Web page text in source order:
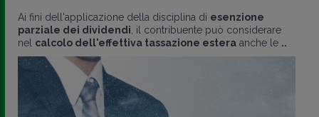
Ai fini dell'applicazione della disciplina di esenzione
parziale dei dividendi , il contribuente può considerare
nel calcolo dell'effettiva tassazione estera anche le ..